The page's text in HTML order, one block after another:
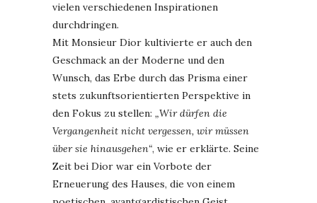
vielen verschiedenen Inspirationen
durchdringen.
Mit Monsieur Dior kultivierte er auch den
Geschmack an der Moderne und den
Wunsch, das Erbe durch das Prisma einer
stets zukunftsorientierten Perspektive in
den Fokus zu stellen: „Wir dürfen die
Vergangenheit nicht vergessen, wir müssen
über sie hinausgehen“, wie er erklärte. Seine
Zeit bei Dior war ein Vorbote der
Erneuerung des Hauses, die von einem